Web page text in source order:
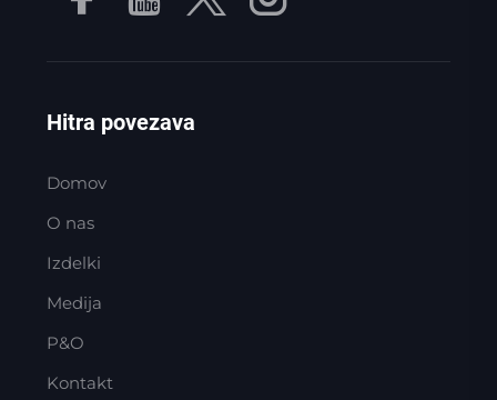
Hitra povezava
Domov
O nas
Izdelki
Medija
P&O
Kontakt